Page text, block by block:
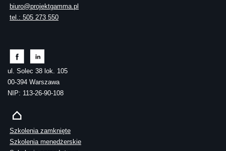
biuro@projektgamma.pl
tel.: 505 273 550
ul. Solec 38 lok. 105
00-394 Warszawa
NIP: 113-26-90-108
Szkolenia zamknięte
Szkolenia menedżerskie